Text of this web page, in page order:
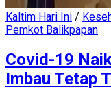
Kaltim Hari Ini /
Pemkot Balikpapan
Covid-19
Imbau Tetap